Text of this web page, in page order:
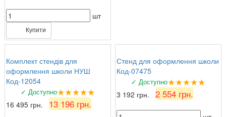
шт
Купити
Комплект стендів для
оформлення школи НУШ
Код-12054
✓ Доступно★★★★★
16 495 грн. 13 196 грн.
Стенд для оформлення школи
Код-07475
✓ Доступно★★★★★
3 192 грн. 2 554 грн.